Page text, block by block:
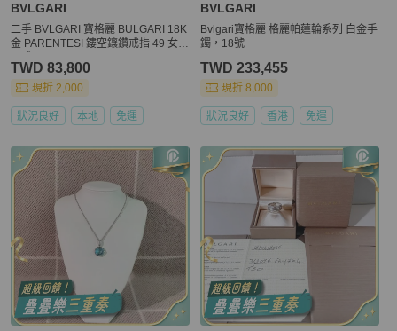
BVLGARI
二手 BVLGARI 寶格麗 BULGARI 18K
金 PARENTESI 鏤空鑲鑽戒指 49 女戒
TWD 83,800
現折 2,000
狀況良好 本地 免運
BVLGARI
Bvlgari寶格麗 格麗帕蓮輪系列 白金手
鐲，18號
TWD 233,455
現折 8,000
狀況良好 香港 免運